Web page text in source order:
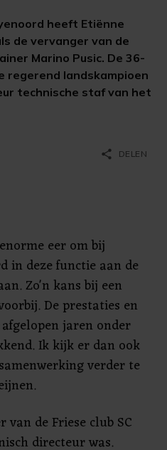
heeft Etiënne
de vervanger van de
Marino Pusic. De 36-
regerend landskampioen
technische staf van het
share DELEN
eer om bij
in deze functie aan de
Zo'n kans bij een
De prestaties en
jaren onder
Ik kijk er dan ook
verder te
de Friese club SC
directeur was.